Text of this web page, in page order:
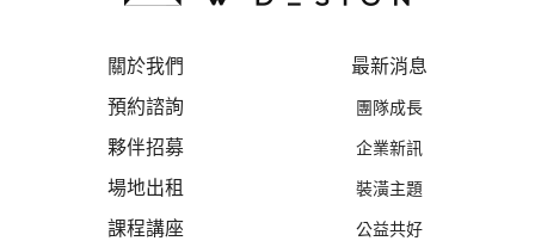
關於我們
預約諮詢
夥伴招募
場地出租
課程講座
最新消息
團隊成長
企業新訊
裝潢主題
公益共好